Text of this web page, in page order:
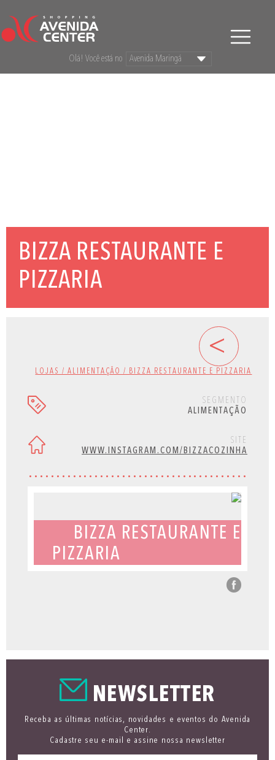
Olá! Você está no
BIZZA RESTAURANTE E
PIZZARIA
LOJAS / ALIMENTAÇÃO / BIZZA RESTAURANTE E PIZZARIA
<
SEGMENTO
ALIMENTAÇÃO
SITE
WWW.INSTAGRAM.COM/BIZZACOZINHA
BIZZA RESTAURANTE E
PIZZARIA
NEWSLETTER
Receba as últimas notícias, novidades e eventos do Avenida
Center.
Cadastre seu e-mail e assine nossa newsletter